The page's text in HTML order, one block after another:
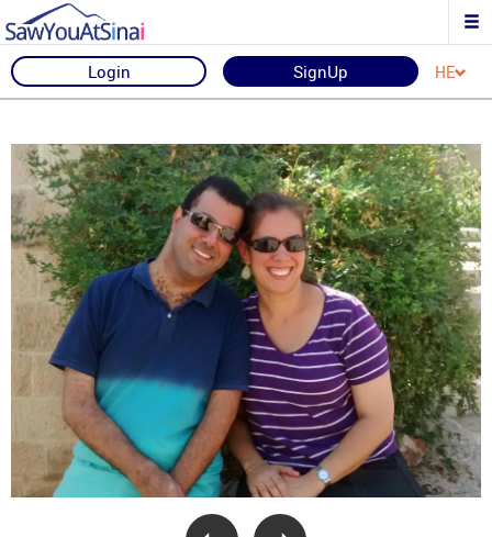
Login SignUp HE